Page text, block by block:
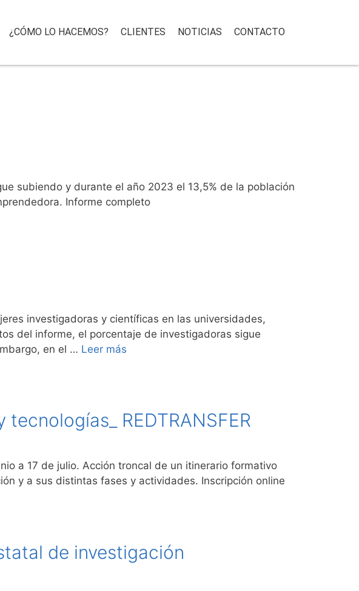
¿CÓMO LO HACEMOS? CLIENTES NOTICIAS CONTACTO
subiendo y durante el año 2023 el 13,5% de la población
Informe completo
investigadoras y científicas en las universidades,
del informe, el porcentaje de investigadoras sigue
en el … Leer más
REDTRANSFER
a 17 de julio. Acción troncal de un itinerario formativo
y a sus distintas fases y actividades. Inscripción online
de investigación